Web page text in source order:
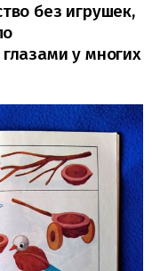
без игрушек,
у многих